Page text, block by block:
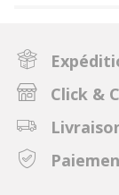
Click &